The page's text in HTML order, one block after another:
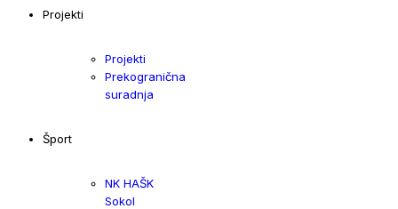
Projekti
Projekti
Prekogranična
suradnja
Šport
NK HAŠK
Sokol